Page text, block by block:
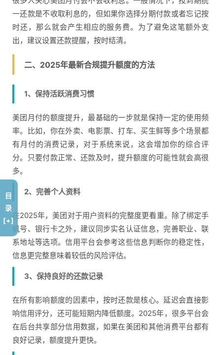
一还款是不收取利息的，但如果你选择分期付款或者忘记按
时还，那么就会产生相应的服务费。为了避免这笔额外支
出，建议设置还款提醒，按时结清。
二、2025年最新合规提升额度的方法
1、保持活跃消费习惯
美团月付的额度提升，最基础的一步就是保持一定的使用频
率。比如，你在外卖、电影票、打车、买生鲜等多个场景都
有月付的消费记录，对于系统来说，这会增加你的综合评
分。只要付款正常、还款及时，提升额度的可能性就会高很
多。
2、完善个人资料
在2025年，美团对于用户资料的完整度更看重。除了绑定手
机号、银行卡之外，建议同步实名认证信息，完善职业、联
系地址等选项。信用平台会参考这些信息判断你的稳定性，
信息更完整意味着较低的风险评估。
3、保持良好的还款记录
在所有影响额度的因素中，按时还款是核心。延迟会直接影
响信用评分，还可能短期内降低额度。2025年，很多平台会
在后台共享部分信用数据，如果在美团和其他消费平台都有
良好记录，额度提升更快。
目
录
[+]